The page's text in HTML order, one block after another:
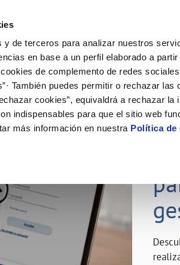
y de terceros para analizar nuestros
en base a un perfil elaborado a
de complemento de redes
También puedes permitir o rechazar
cookies”, equivaldrá a rechazar
indispensables para que el sitio web
más información en nuestra Política de
de titular
de suministro
VER TODAS LAS
Tu Servicio
AL CLIENTE
contacto
de fuga interior
Carta de
Customer
Tu Agua
del agua
Consejos
DE GESTIÓN Y CERTIFICADOS
23